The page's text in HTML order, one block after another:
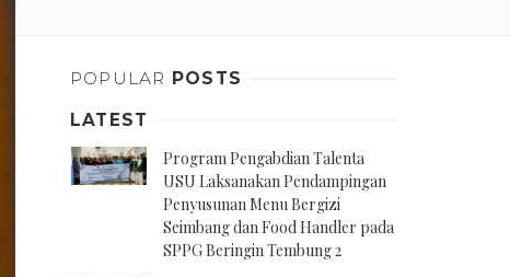
POPULAR POSTS
LATEST
Program Pengabdian Talenta
USU Laksanakan Pendampingan
Penyusunan Menu Bergizi
Seimbang dan Food Handler pada
SPPG Beringin Tembung 2